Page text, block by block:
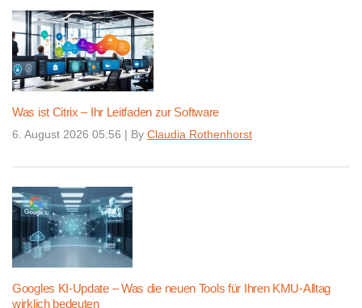
Was ist Citrix – Ihr Leitfaden zur Software
6. August 2026 05:56 | By Claudia Rothenhorst
Googles KI-Update – Was die neuen Tools für Ihren KMU-Alltag
wirklich bedeuten